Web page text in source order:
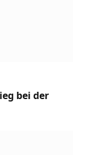
bei der